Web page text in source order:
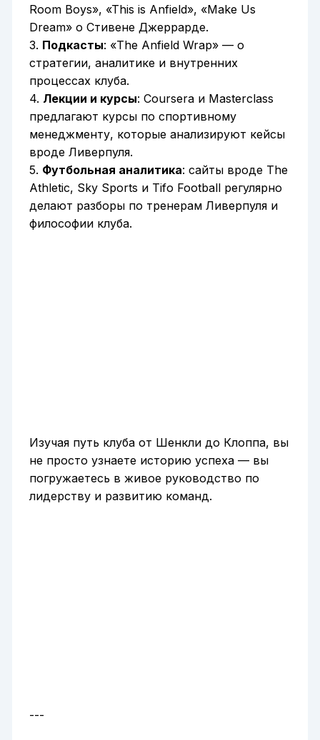
Room Boys», «This is Anfield», «Make Us
Dream» о Стивене Джеррарде.
3. Подкасты: «The Anfield Wrap» — о
стратегии, аналитике и внутренних
процессах клуба.
4. Лекции и курсы: Coursera и Masterclass
предлагают курсы по спортивному
менеджменту, которые анализируют кейсы
вроде Ливерпуля.
5. Футбольная аналитика: сайты вроде The
Athletic, Sky Sports и Tifo Football регулярно
делают разборы по тренерам Ливерпуля и
философии клуба.
Изучая путь клуба от Шенкли до Клоппа, вы
не просто узнаете историю успеха — вы
погружаетесь в живое руководство по
лидерству и развитию команд.
---